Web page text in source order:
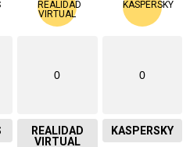
0
REALIDAD
VIRTUAL
0
KASPERSKY